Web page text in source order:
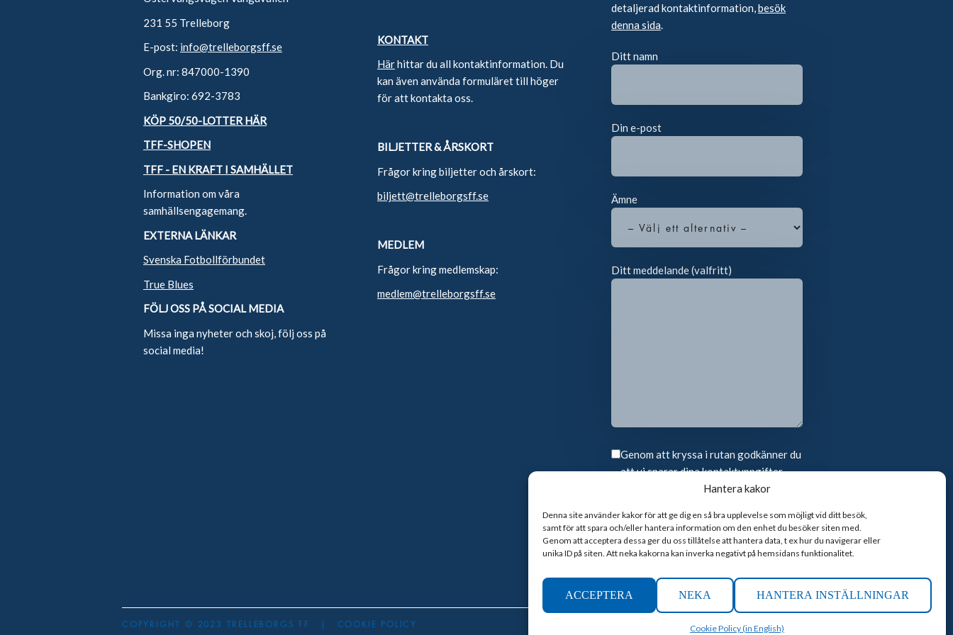
Hantera kakor
Denna site använder kakor för att ge dig en så bra upplevelse som möjligt vid ditt besök,
samt för att spara och/eller hantera information om den enhet du besöker siten med.
Genom att acceptera dessa ger du oss tillåtelse att hantera data, t ex hur du navigerar eller
unika ID på siten. Att neka kakorna kan inverka negativt på hemsidans funktionalitet.
ACCEPTERA NEKA HANTERA INSTÄLLNINGAR
Cookie Policy
231 55 Trelleborg
E-post: info@trelleborgsff.se
Org. nr: 847000-1390
Bankgiro: 692-3783
KÖP 50/50-LOTTER HÄR
TFF-SHOPEN
TFF - EN KRAFT I SAMHÄLLET
Information om våra
samhällsengagemang.
EXTERNA LÄNKAR
Svenska Fotbollförbundet
True Blues
FÖLJ OSS PÅ SOCIAL MEDIA
Missa inga nyheter och skoj, följ oss på
social media!
KONTAKT
Härhittar du all kontaktinformation. Du
kan även använda formuläret till höger
för att kontakta oss.
BILJETTER & ÅRSKORT
Frågor kring biljetter och årskort:
biljett@trelleborgsff.se
MEDLEM
Frågor kring medlemskap:
medlem@trelleborgsff.se
detaljerad kontaktinformation, besök
denna sida
Ditt namn
Din e-post
Ämne
Ditt meddelande (valfritt)
Genom att kryssa i rutan godkänner du
att vi sparar dina kontaktuppgifter
COPYRIGHT © 2023 TRELLEBORGS FF COOKIE POLICY UTVECKLAD AV